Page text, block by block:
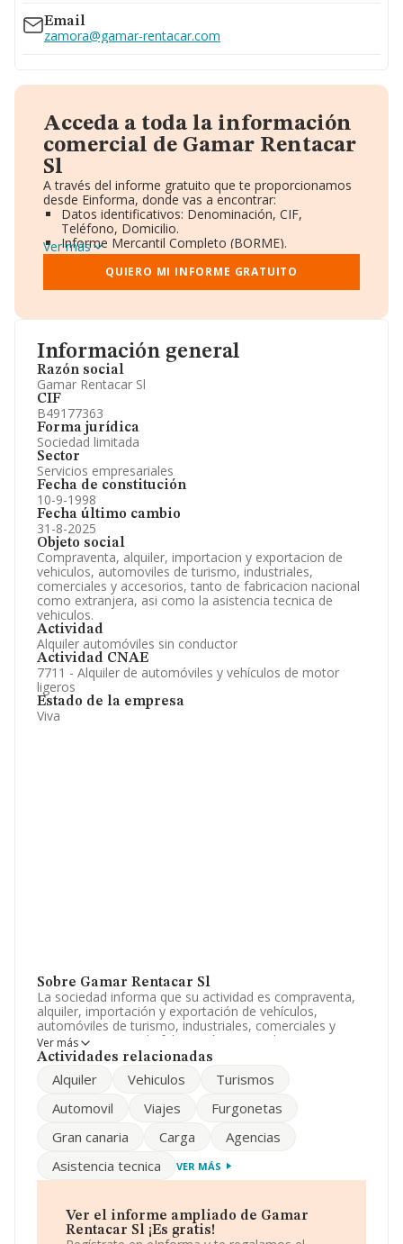
Información general
Razón social
Gamar Rentacar Sl
CIF
B49177363
Forma jurídica
Sociedad limitada
Sector
Servicios empresariales
Fecha de constitución
10-9-1998
Fecha último cambio
31-8-2025
Objeto social
Compraventa, alquiler, importacion y exportacion de
vehiculos, automoviles de turismo, industriales,
comerciales y accesorios, tanto de fabricacion nacional
como extranjera, asi como la asistencia tecnica de
vehiculos.
Actividad
Alquiler automóviles sin conductor
Actividad CNAE
7711 - Alquiler de automóviles y vehículos de motor
ligeros
Estado de la empresa
Viva
Sobre Gamar Rentacar Sl
La sociedad informa que su actividad es compraventa,
alquiler, importación y exportación de vehículos,
automóviles de turismo, industriales, comerciales y
accesorios, tanto de fabricación nacional como
extranjera, así como la asistencia tecnica de vehículos.
Clasifica su actividad CNAE como 'Alquiler de
La empresa no tiene actividad en mercados exteriores.
El número de empleados ha sido el mismo con respecto
tenido un número de empleados por debajo de la media
de sector.
Respecto a la posición de la empresa según los niveles
de facturación, en los distintos rankings, INFORMA
Ver más
Actividades relacionadas
Alquiler Vehiculos
Turismos
Automovil
Viajes
Furgonetas
Gran canaria
Carga
Agencias
Asistencia tecnica
VER MÁS
Ver el informe ampliado de Gamar
Rentacar Sl ¡Es gratis!
Ver teléfono 639...
Email
zamora@gamar-rentacar.com
Acceda a toda la información
comercial de Gamar Rentacar
Sl
A través del informe gratuito que te proporcionamos
desde Einforma, donde vas a encontrar:
Datos identificativos: Denominación, CIF,
Teléfono, Domicilio.
Informe Mercantil Completo (BORME).
Gráficos de Evolución Ventas y Empleados.
Consejo de Administración y Administradores.
Directivos y Ejecutivos.
Información oficial y registral complementaria.
Ver más
QUIERO MI INFORME GRATUITO